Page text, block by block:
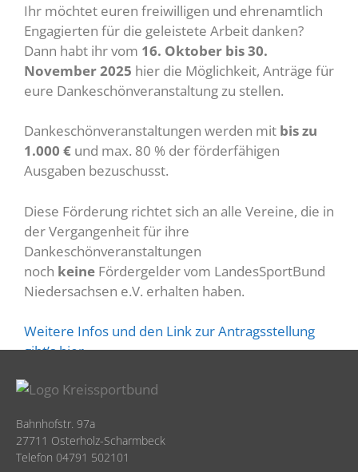
Ihr möchtet euren freiwilligen und ehrenamtlich
Engagierten für die geleistete Arbeit danken?
Dann habt ihr vom 16. Oktober bis 30.
November 2025 hier die Möglichkeit, Anträge für
eure Dankeschönveranstaltung zu stellen.
Dankeschönveranstaltungen werden mit bis zu
1.000 € und max. 80 % der förderfähigen
Ausgaben bezuschusst.
Diese Förderung richtet sich an alle Vereine, die in
der Vergangenheit für ihre
Dankeschönveranstaltungen
noch keine Fördergelder vom LandesSportBund
Niedersachsen e.V. erhalten haben.
Weitere Infos und den Link zur Antragsstellung
gibt’s hier.
Bahnhofstr. 97a
27711 Osterholz-Scharmbeck
Telefon 04791 502101